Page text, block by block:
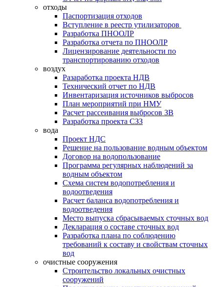
отходы
Паспортизация отходов
Вступление в реестр утилизаторов
Разработка ПНООЛР
Разработка отчета по ПНООЛР
Лицензирование деятельности по
транспортированию отходов
воздух
Разаработка проекта НДВ
Технический отчет по НДВ
Инвентаризация источников выбросов
План мероприятий при НМУ
Расчет рассеивания выбросов ЗВ
Разработка проекта СЗЗ
вода
Проект НДС
Решение на пользование водным объектом
Договор на водопользование
Программа регулярных наблюдений за
водным объектом
Схема систем водопотребления и
водоотведения
Расчет баланса водопотребления и
водоотведения
Место выпуска сбрасываемых сточных вод
Декларация о составе сточных вод
Разработка плана по соблюдению
требований к составу и свойствам сточных
вод
очистные сооружения
Строительство локальных очистных
сооружений